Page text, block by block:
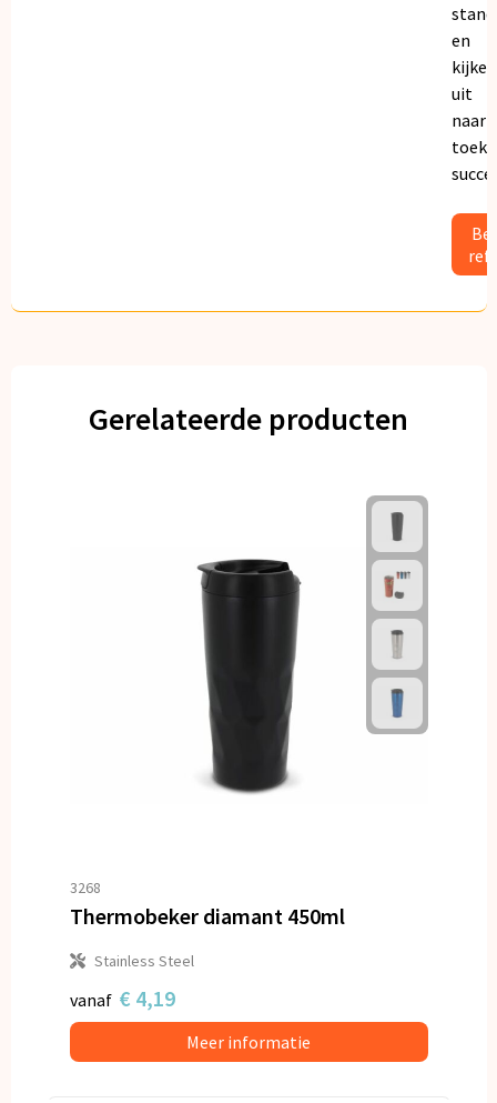
en
kijken
uit
naar
Gerelateerde producten
3268
Thermobeker diamant 450ml
Stainless Steel
vanaf € 4,19
Meer informatie